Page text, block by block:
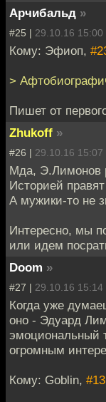
Арчибальд »
#25 | 29.10.16 15:00
Кому: Эфиоп,
>
Пишет от
Zhukoff »
#26 | 29.10.16 15:07
Мда, Э.Лимонов
Историей
А мужики-то не
Интересно, мы
или идем
Doom »
#27 | 29.10.16 15:14
Когда уже
оно - Эдуард
эмоциональный
огромным
Кому: Goblin, #13